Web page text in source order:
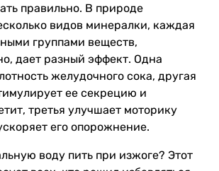
правильно. В природе
видов минералки, каждая
группами веществ,
дает разный эффект. Одна
желудочного сока, другая
ее секрецию и
третья улучшает моторику
его опорожнение.
воду пить при изжоге? Этот